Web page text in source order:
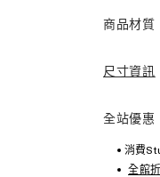
商品材質
尺寸資訊
全站優惠
消費
全館